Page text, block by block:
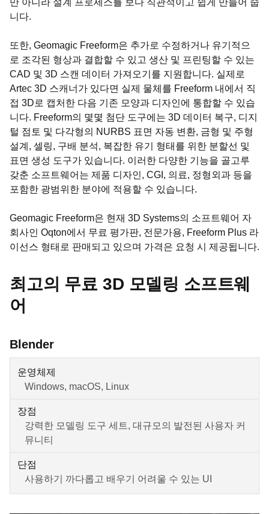
만 아니라 설계 프로세스를 보다 직관적이고 쉽게 만들어 줍
니다.
또한, Geomagic Freeform은 추가로 수정하거나 유기적으
로 조각된 형상과 결합할 수 있고 생산 및 프린팅할 수 있는
CAD 및 3D 스캔 데이터 가져오기를 지원합니다. 실제로
Artec 3D 스캐너가 있다면 실제 물체를 Freeform 내에서 직
접 3D로 캡처한 다음 기존 모양과 디자인에 통합할 수 있습
니다. Freeform의 몇몇 첨단 도구에는 3D 데이터 복구, 디지
털 점토 및 다각형의 NURBS 표면 자동 변환, 금형 및 주형
설계, 셀링, 구배 분석, 복잡한 유기 형태를 위한 분할선 및
표면 생성 도구가 있습니다. 이러한 다양한 기능을 골고루
갖춘 소프트웨어는 제품 디자인, CGI, 의료, 정형외과 등을
포함한 광범위한 분야에 적용할 수 있습니다.
Geomagic Freeform은 현재 3D Systems의 소프트웨어 자
회사인 Oqton에서 무료 평가판, 전문가용, Freeform Plus 라
이선스 형태로 판매되고 있으며 가격은 요청 시 제공됩니다.
최고의 무료 3D 모델링 소프트웨
어
Blender
운영체제
Windows, macOS, Linux
장점
강력한 모델링 도구 세트, 대규모의 발전된 사용자 커
뮤니티
단점
사용하기 까다롭고 배우기 어려울 수 있는 UI